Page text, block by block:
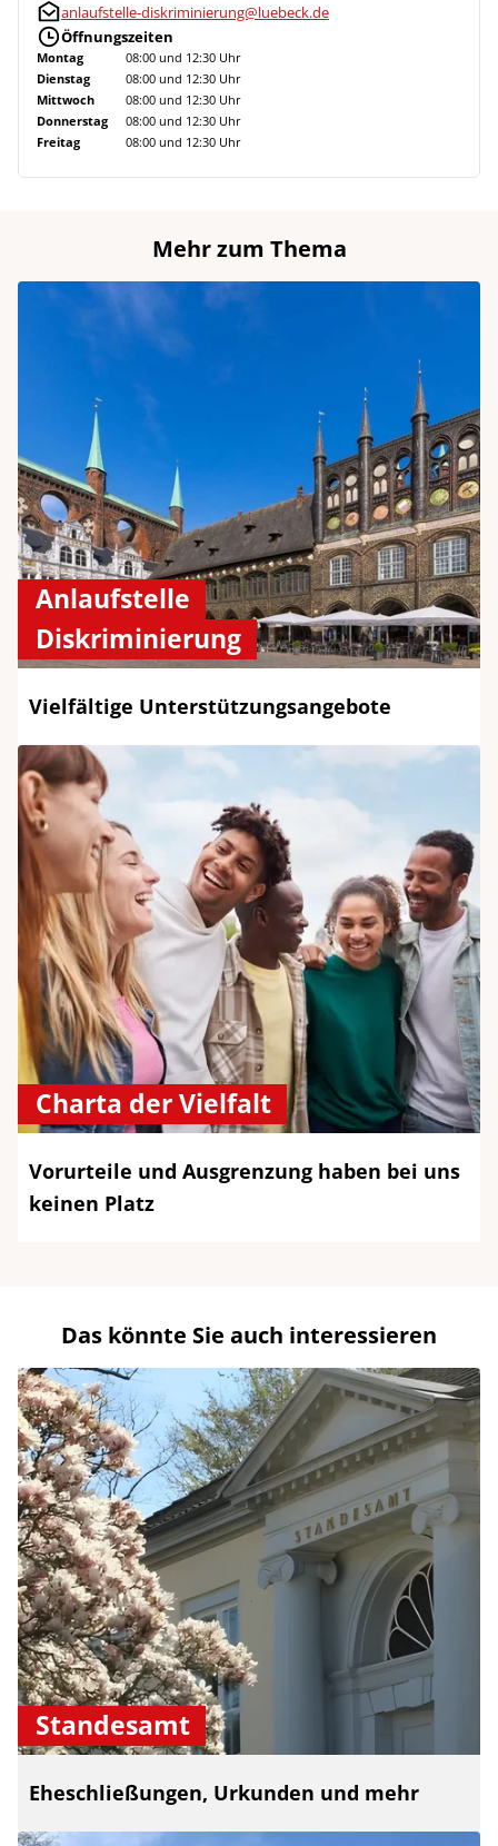
anlaufstelle-diskriminierung@luebeck.de
Öffnungszeiten
Montag
08:00 und 12:30 Uhr
Dienstag
08:00 und 12:30 Uhr
Mittwoch
08:00 und 12:30 Uhr
Donnerstag
08:00 und 12:30 Uhr
Freitag
08:00 und 12:30 Uhr
Mehr zum Thema
Anlaufstelle
Diskriminierung
Vielfältige Unterstützungsangebote
Charta der Vielfalt
Vorurteile und Ausgrenzung haben bei uns
keinen Platz
Das könnte Sie auch interessieren
Standesamt
Eheschließungen, Urkunden und mehr